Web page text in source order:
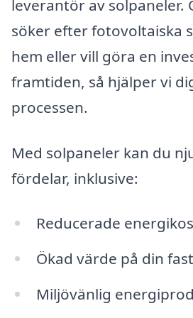
leverantör av solpaneler.
söker efter fotovoltaiska
hem eller vill göra en
framtiden, så hjälper vi
processen.
Med solpaneler kan du
fördelar, inklusive:
Reducerade
Ökad värde på din
Miljövänlig